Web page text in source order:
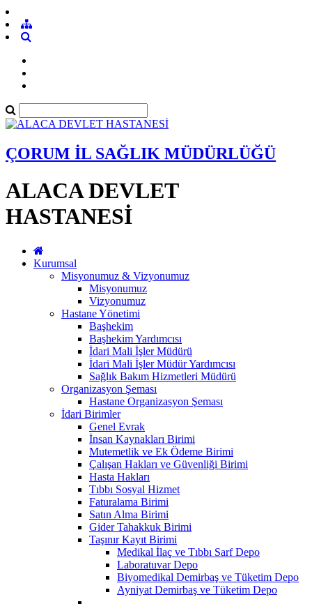
ÇORUM İL SAĞLIK MÜDÜRLÜĞÜ
ALACA DEVLET
HASTANESİ
Kurumsal
Misyonumuz & Vizyonumuz
Misyonumuz
Vizyonumuz
Hastane Yönetimi
Başhekim
Başhekim Yardımcısı
İdari Mali İşler Müdürü
İdari Mali İşler Müdür Yardımcısı
Sağlık Bakım Hizmetleri Müdürü
Organizasyon Şeması
Hastane Organizasyon Şeması
İdari Birimler
Genel Evrak
İnsan Kaynakları Birimi
Mutemetlik ve Ek Ödeme Birimi
Çalışan Hakları ve Güvenliği Birimi
Hasta Hakları
Tıbbı Sosyal Hizmet
Faturalama Birimi
Satın Alma Birimi
Gider Tahakkuk Birimi
Taşınır Kayıt Birimi
Medikal İlaç ve Tıbbı Sarf Depo
Laboratuvar Depo
Biyomedikal Demirbaş ve Tüketim Depo
Ayniyat Demirbaş ve Tüketim Depo